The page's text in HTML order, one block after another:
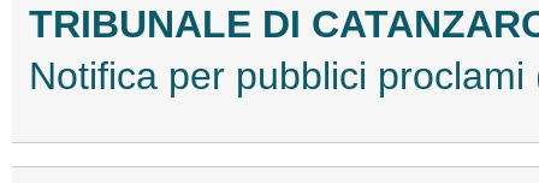
TRIBUNALE DI
Notifica per pubblici